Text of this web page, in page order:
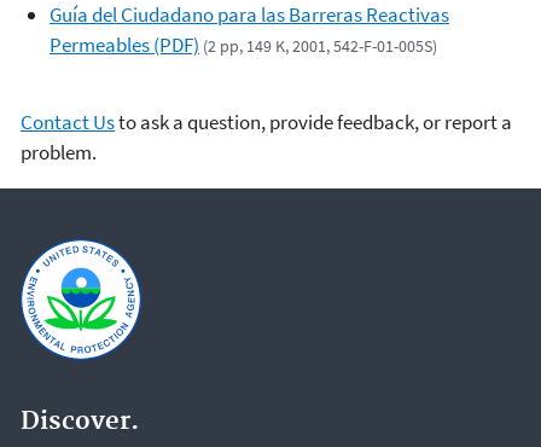
Guía del Ciudadano para las Barreras Reactivas
Permeables (PDF) (2 pp, 149 K, 2001, 542-F-01-005S)
Contact Usto ask a question, provide feedback, or report a
problem.
Discover.